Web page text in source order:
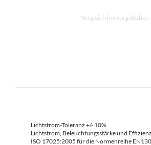
Vergleich hervorgehoben
Lichtstrom-Toleranz +/- 10%.
Lichtstrom, Beleuchtungsstärke und
ISO 17025:2005 für die Normenreihe